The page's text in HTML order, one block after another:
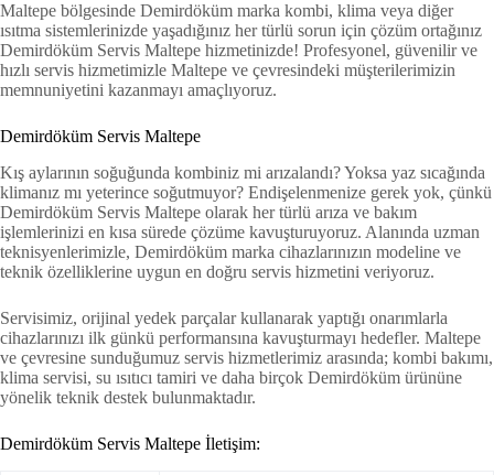
Maltepe bölgesinde Demirdöküm marka kombi, klima veya diğer
ısıtma sistemlerinizde yaşadığınız her türlü sorun için çözüm ortağınız
Demirdöküm Servis Maltepe hizmetinizde! Profesyonel, güvenilir ve
hızlı servis hizmetimizle Maltepe ve çevresindeki müşterilerimizin
memnuniyetini kazanmayı amaçlıyoruz.
Demirdöküm Servis Maltepe
Kış aylarının soğuğunda kombiniz mi arızalandı? Yoksa yaz sıcağında
klimanız mı yeterince soğutmuyor? Endişelenmenize gerek yok, çünkü
Demirdöküm Servis Maltepe olarak her türlü arıza ve bakım
işlemlerinizi en kısa sürede çözüme kavuşturuyoruz. Alanında uzman
teknisyenlerimizle, Demirdöküm marka cihazlarınızın modeline ve
teknik özelliklerine uygun en doğru servis hizmetini veriyoruz.
Servisimiz, orijinal yedek parçalar kullanarak yaptığı onarımlarla
cihazlarınızı ilk günkü performansına kavuşturmayı hedefler. Maltepe
ve çevresine sunduğumuz servis hizmetlerimiz arasında; kombi bakımı,
klima servisi, su ısıtıcı tamiri ve daha birçok Demirdöküm ürününe
yönelik teknik destek bulunmaktadır.
Demirdöküm Servis Maltepe İletişim: